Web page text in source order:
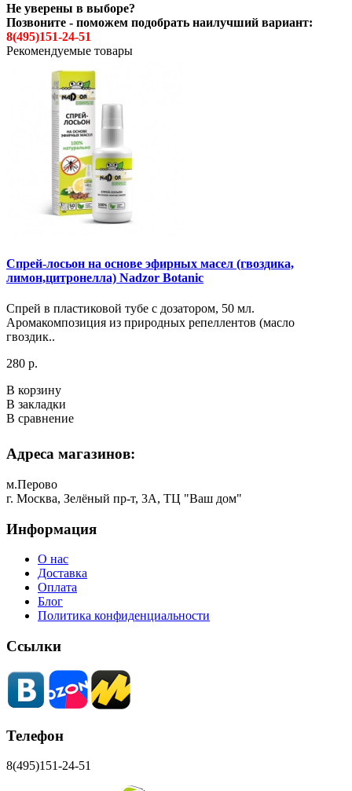
Не уверены в выборе?
Позвоните - поможем подобрать наилучший вариант:
8(495)151-24-51
Рекомендуемые товары
Спрей-лосьон на основе эфирных масел (гвоздика,
лимон,цитронелла) Nadzor Botanic
Спрей в пластиковой тубе с дозатором, 50 мл.
Аромакомпозиция из природных репеллентов (масло
гвоздик..
280 р.
В корзину
В закладки
В сравнение
Адреса магазинов:
м.Перово
г. Москва, Зелёный пр-т, 3А, ТЦ "Ваш дом"
Информация
О нас
Доставка
Оплата
Блог
Политика конфиденциальности
Ссылки
Телефон
8(495)151-24-51